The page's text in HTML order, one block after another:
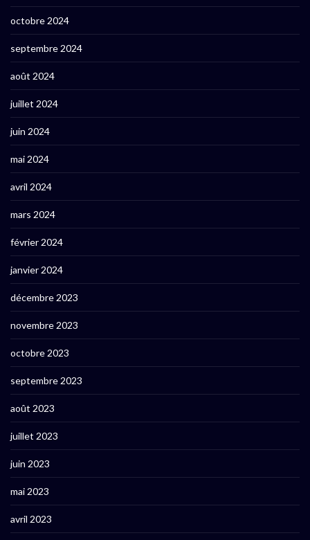
octobre 2024
septembre 2024
août 2024
juillet 2024
juin 2024
mai 2024
avril 2024
mars 2024
février 2024
janvier 2024
décembre 2023
novembre 2023
octobre 2023
septembre 2023
août 2023
juillet 2023
juin 2023
mai 2023
avril 2023